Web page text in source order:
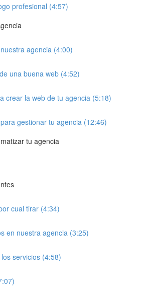
profesional (4:57)
agencia (4:00)
una buena web (4:52)
crear la web de tu agencia (5:18)
gestionar tu agencia (12:46)
tu agencia
cual tirar (4:34)
en nuestra agencia (3:25)
servicios (4:58)